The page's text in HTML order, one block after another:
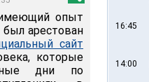
опыт
арестован
сайт
которые
дни по
16:45
14:00